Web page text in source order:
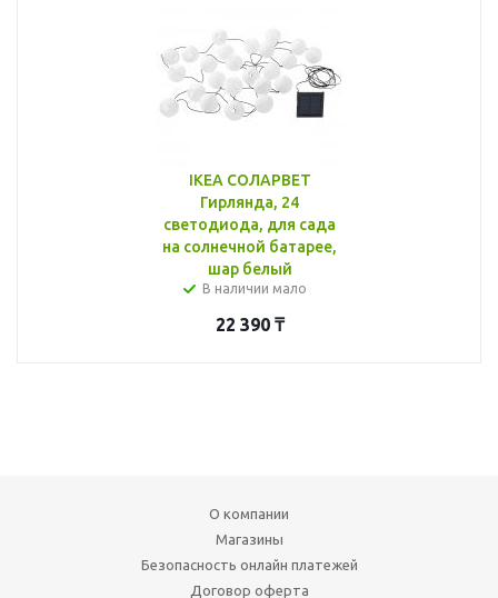
IKEA СОЛАРВЕТ
Гирлянда, 24
светодиода, для сада
на солнечной батарее,
шар белый
В наличии мало
22 390₸
О компании
Магазины
Безопасность онлайн платежей
Договор оферта